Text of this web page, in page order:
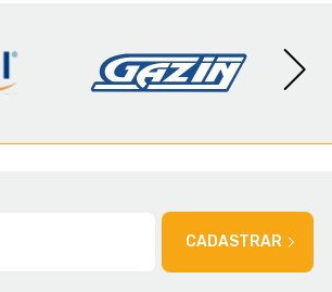
CADASTRAR